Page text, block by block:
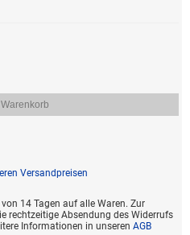
Versandpreisen
14 Tagen auf alle Waren. Zur
rechtzeitige Absendung des Widerrufs
Informationen in unseren AGB